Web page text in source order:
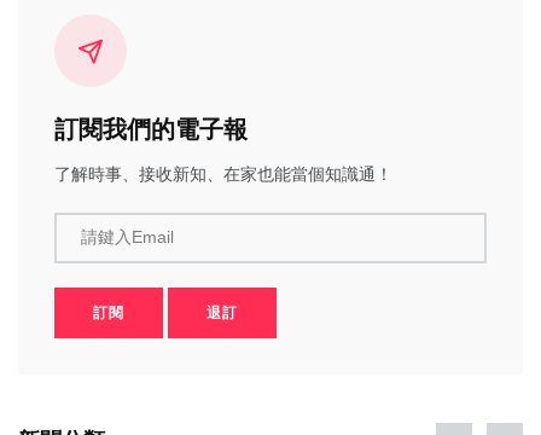
訂閱我們的電子報
了解時事、接收新知、在家也能當個知識通！
請鍵入Email
訂閱 退訂